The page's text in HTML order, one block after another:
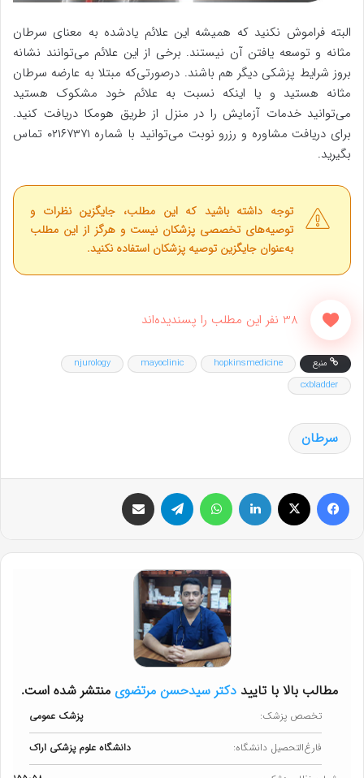
البته فراموش نکنید که همیشه این علائم یادشده به معنای سرطان
مثانه و توسعه یافتن آن نیستند. برخی از این علائم می‌توانند نشانه
بروز شرایط پزشکی دیگر هم باشند. درصورتی‌که مبتلا به عارضه سرطان
مثانه هستید و یا اینکه نسبت به علائم خود مشکوک هستید
می‌توانید خدمات آزمایش را در منزل از طریق هومکا دریافت کنید.
برای دریافت مشاوره و رزرو نوبت می‌توانید با شماره ۰۲۱۶۷۳۷۱ تماس
بگیرید.
توجه داشته باشید که این مطلب، جایگزین نظرات و
توصیه‌های تخصصی پزشکان نیست و هرگز از این مطلب
به‌عنوان جایگزین توصیه پزشکان استفاده نکنید.
38 نفر این مطلب را پسندیده‌اند
منبع hopkinsmedicine
mayoclinic
njurology
cxbladder
سرطان
مطالب بالا با تایید دکتر سیدحسن مرتضوی منتشر شده است.
تخصص پزشک: پزشک عمومی
فارغ‌التحصیل دانشگاه: دانشگاه علوم پزشکی اراک